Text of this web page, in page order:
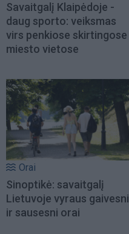
Savaitgalį Klaipėdoje -
daug sporto: veiksmas
virs penkiose skirtingose
miesto vietose
Orai
Sinoptikė: savaitgalį
Lietuvoje vyraus gaivesni
ir sausesni orai